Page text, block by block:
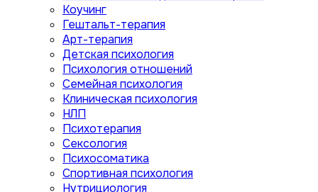
Коучинг
Гештальт-терапия
Арт-терапия
Детская психология
Психология отношений
Семейная психология
Клиническая психология
НЛП
Психотерапия
Сексология
Психосоматика
Спортивная психология
Нутрициология